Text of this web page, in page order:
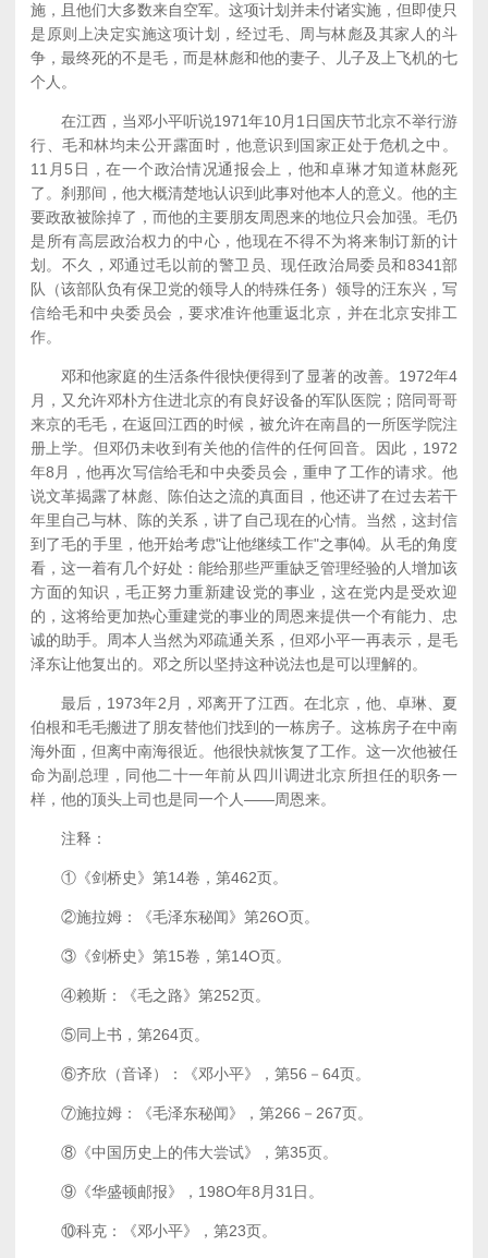
施，且他们大多数来自空军。这项计划并未付诸实施，但即使只
是原则上决定实施这项计划，经过毛、周与林彪及其家人的斗
争，最终死的不是毛，而是林彪和他的妻子、儿子及上飞机的七
个人。
在江西，当邓小平听说1971年10月1日国庆节北京不举行游
行、毛和林均未公开露面时，他意识到国家正处于危机之中。
11月5日，在一个政治情况通报会上，他和卓琳才知道林彪死
了。刹那间，他大概清楚地认识到此事对他本人的意义。他的主
要政敌被除掉了，而他的主要朋友周恩来的地位只会加强。毛仍
是所有高层政治权力的中心，他现在不得不为将来制订新的计
划。不久，邓通过毛以前的警卫员、现任政治局委员和8341部
队（该部队负有保卫党的领导人的特殊任务）领导的汪东兴，写
信给毛和中央委员会，要求准许他重返北京，并在北京安排工
作。
邓和他家庭的生活条件很快便得到了显著的改善。1972年4
月，又允许邓朴方住进北京的有良好设备的军队医院；陪同哥哥
来京的毛毛，在返回江西的时候，被允许在南昌的一所医学院注
册上学。但邓仍未收到有关他的信件的任何回音。因此，1972
年8月，他再次写信给毛和中央委员会，重申了工作的请求。他
说文革揭露了林彪、陈伯达之流的真面目，他还讲了在过去若干
年里自己与林、陈的关系，讲了自己现在的心情。当然，这封信
到了毛的手里，他开始考虑"让他继续工作"之事⒁。从毛的角度
看，这一着有几个好处：能给那些严重缺乏管理经验的人增加该
方面的知识，毛正努力重新建设党的事业，这在党内是受欢迎
的，这将给更加热心重建党的事业的周恩来提供一个有能力、忠
诚的助手。周本人当然为邓疏通关系，但邓小平一再表示，是毛
泽东让他复出的。邓之所以坚持这种说法也是可以理解的。
最后，1973年2月，邓离开了江西。在北京，他、卓琳、夏
伯根和毛毛搬进了朋友替他们找到的一栋房子。这栋房子在中南
海外面，但离中南海很近。他很快就恢复了工作。这一次他被任
命为副总理，同他二十一年前从四川调进北京所担任的职务一
样，他的顶头上司也是同一个人——周恩来。
注释：
①《剑桥史》第14卷，第462页。
②施拉姆：《毛泽东秘闻》第26O页。
③《剑桥史》第15卷，第14O页。
④赖斯：《毛之路》第252页。
⑤同上书，第264页。
⑥齐欣（音译）：《邓小平》，第56－64页。
⑦施拉姆：《毛泽东秘闻》，第266－267页。
⑧《中国历史上的伟大尝试》，第35页。
⑨《华盛顿邮报》，198O年8月31日。
⑩科克：《邓小平》，第23页。